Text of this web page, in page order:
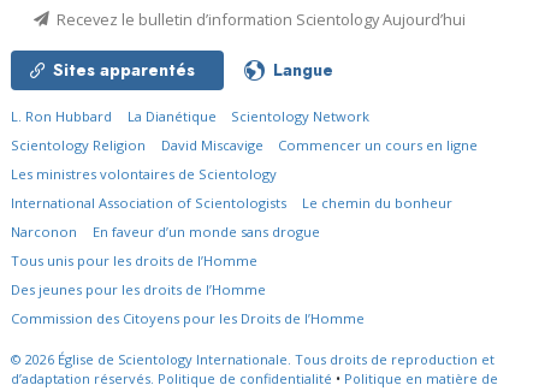
Recevez le bulletin d’information Scientology Aujourd’hui
Sites apparentés Langue
L. Ron Hubbard La Dianétique
Scientology Network
Scientology Religion
David Miscavige
Commencer un cours en ligne
Les ministres volontaires de Scientology
International Association of Scientologists
Le chemin du bonheur
Narconon
En faveur d’un monde sans drogue
Tous unis pour les droits de l’Homme
Des jeunes pour les droits de l’Homme
Commission des Citoyens pour les Droits de l’Homme
© 2026 Église de Scientology Internationale. Tous droits de reproduction et
d’adaptation réservés. Politique de confidentialité • Politique en matière de